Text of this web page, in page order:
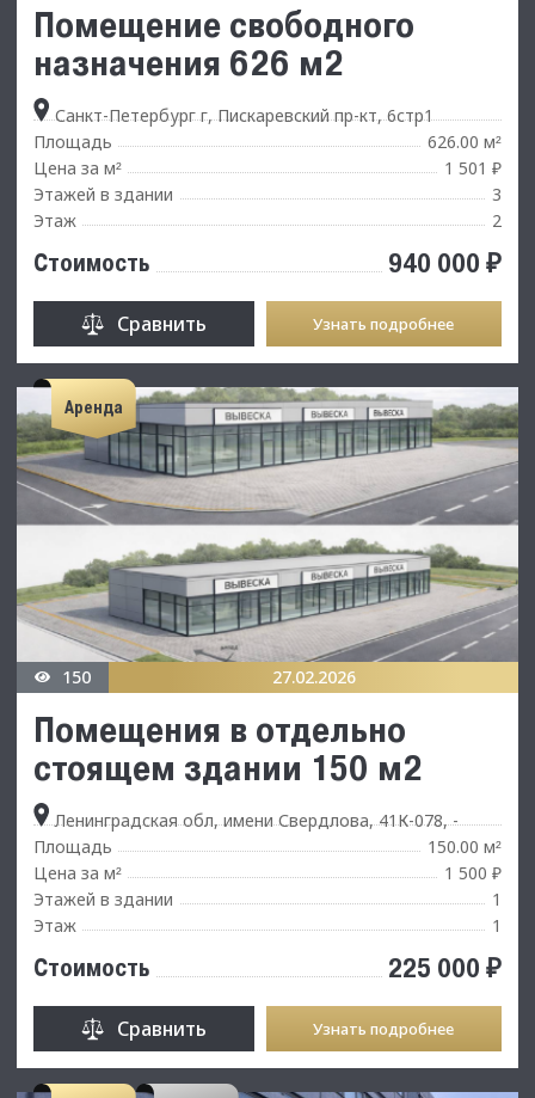
Помещение свободного
назначения 626 м2
Санкт-Петербург г, Пискаревский пр-кт, 6стр1
Площадь
626.00 м²
Цена за м²
1 501 ₽
Этажей в здании
3
Этаж
2
Стоимость 940 000 ₽
Сравнить Узнать подробнее
Аренда
150 27.02.2026
Помещения в отдельно
стоящем здании 150 м2
Ленинградская обл, имени Свердлова, 41К-078, -
Площадь
150.00 м²
Цена за м²
1 500 ₽
Этажей в здании
1
Этаж
1
Стоимость 225 000 ₽
Сравнить Узнать подробнее